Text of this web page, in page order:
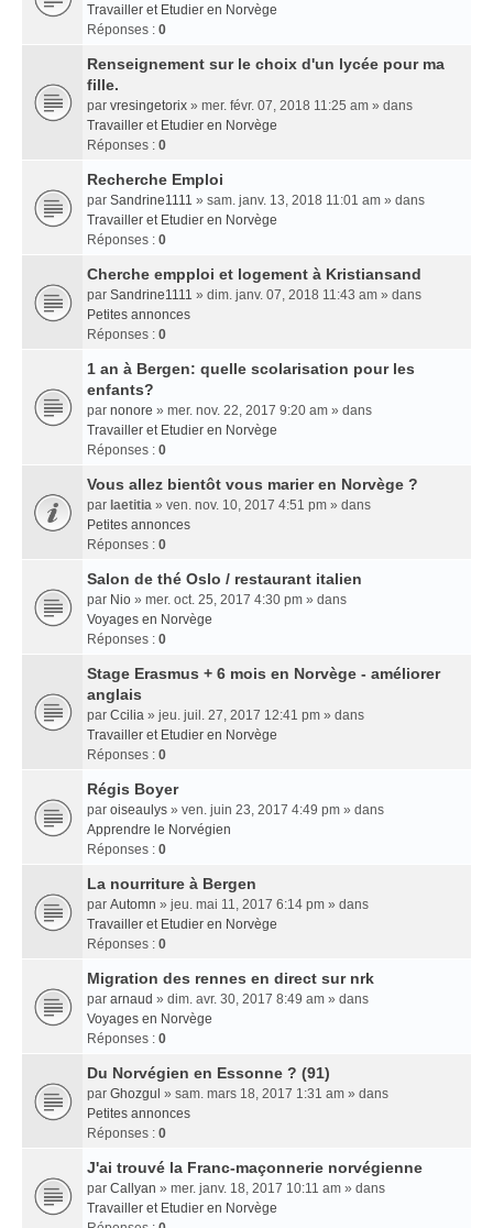
Travailler et Etudier en Norvège
Réponses : 0
Renseignement sur le choix d'un lycée pour ma
fille.
par vresingetorix » mer. févr. 07, 2018 11:25 am » dans
Travailler et Etudier en Norvège
Réponses : 0
Recherche Emploi
par Sandrine1111 » sam. janv. 13, 2018 11:01 am » dans
Travailler et Etudier en Norvège
Réponses : 0
Cherche empploi et logement à Kristiansand
par Sandrine1111 » dim. janv. 07, 2018 11:43 am » dans
Petites annonces
Réponses : 0
1 an à Bergen: quelle scolarisation pour les
enfants?
par nonore » mer. nov. 22, 2017 9:20 am » dans
Travailler et Etudier en Norvège
Réponses : 0
Vous allez bientôt vous marier en Norvège ?
par laetitia » ven. nov. 10, 2017 4:51 pm » dans
Petites annonces
Réponses : 0
Salon de thé Oslo / restaurant italien
par Nio » mer. oct. 25, 2017 4:30 pm » dans
Voyages en Norvège
Réponses : 0
Stage Erasmus + 6 mois en Norvège - améliorer
anglais
par Ccilia » jeu. juil. 27, 2017 12:41 pm » dans
Travailler et Etudier en Norvège
Réponses : 0
Régis Boyer
par oiseaulys » ven. juin 23, 2017 4:49 pm » dans
Apprendre le Norvégien
Réponses : 0
La nourriture à Bergen
par Automn » jeu. mai 11, 2017 6:14 pm » dans
Travailler et Etudier en Norvège
Réponses : 0
Migration des rennes en direct sur nrk
par arnaud » dim. avr. 30, 2017 8:49 am » dans
Voyages en Norvège
Réponses : 0
Du Norvégien en Essonne ? (91)
par Ghozgul » sam. mars 18, 2017 1:31 am » dans
Petites annonces
Réponses : 0
J'ai trouvé la Franc-maçonnerie norvégienne
par Callyan » mer. janv. 18, 2017 10:11 am » dans
Travailler et Etudier en Norvège